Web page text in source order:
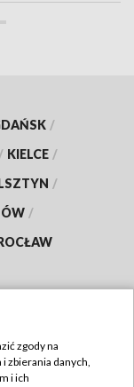
/
/ KIELCE /
/
/
zgody na
zbierania danych,
i ich